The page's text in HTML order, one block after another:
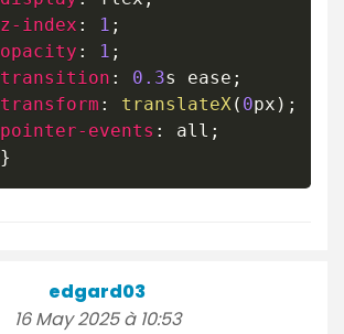
z-index : 1 ;
opacity : 1 ;
transition : 0.3s ease ;
transform : translateX ( 0px ) ;
pointer-events : all ;
}
edgard03
16 May 2025 à 10:53